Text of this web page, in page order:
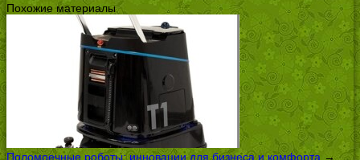
Похожие материалы
Поломоечные роботы: инновации для бизнеса и комфорта →